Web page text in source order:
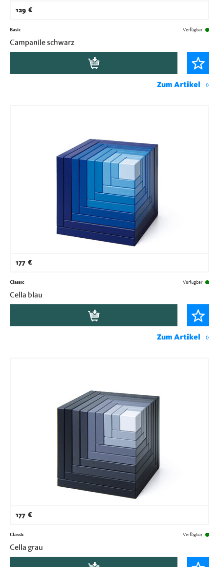
129 €
Basic Verfügbar
Campanile schwarz
Zum Artikel
177 €
Classic Verfügbar
Cella blau
Zum Artikel
177 €
Classic Verfügbar
Cella grau